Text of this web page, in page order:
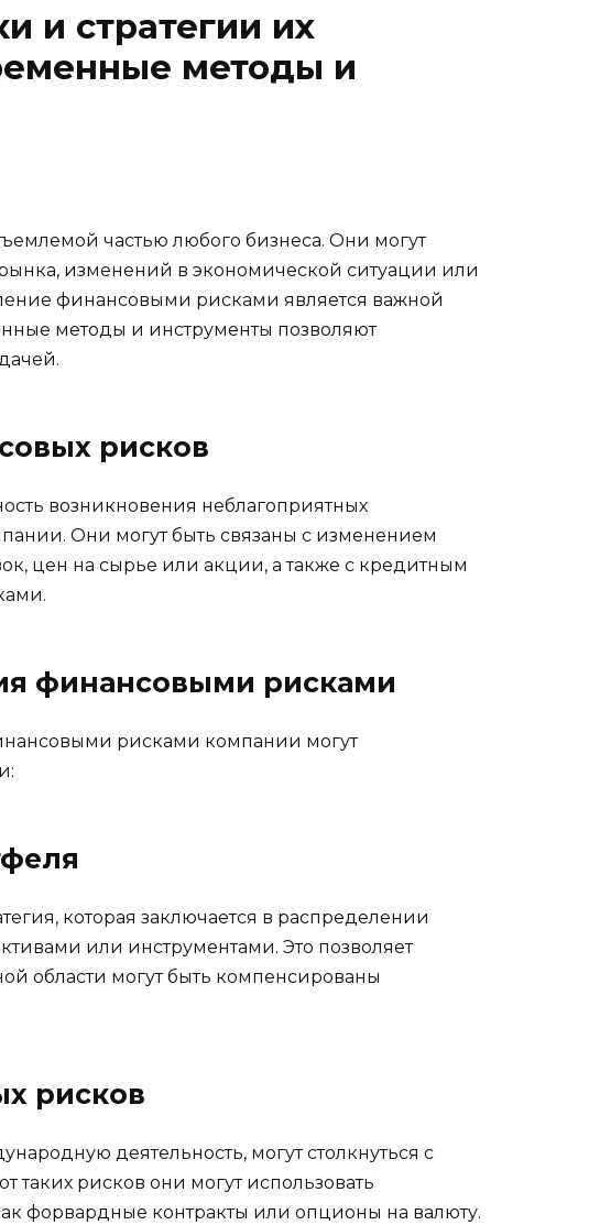
и стратегии их
методы и
частью любого бизнеса. Они могут
рынка, изменений в экономической ситуации или
финансовыми рисками является важной
методы и инструменты позволяют
рисков
возникновения неблагоприятных
Они могут быть связаны с изменением
цен на сырье или акции, а также с кредитным
финансовыми рисками
рисками компании могут
которая заключается в распределении
или инструментами. Это позволяет
области могут быть компенсированы
рисков
деятельность, могут столкнуться с
рисков они могут использовать
форвардные контракты или опционы на валюту.